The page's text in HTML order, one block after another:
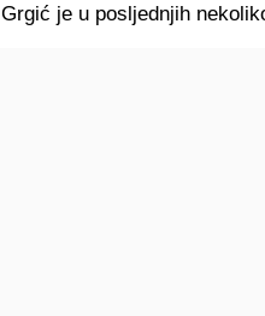
Grgić je u posljednjih